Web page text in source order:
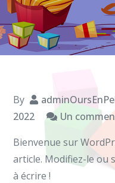
By
2022
Un
Bienvenue sur
article. Modifiez-le ou
à écrire !